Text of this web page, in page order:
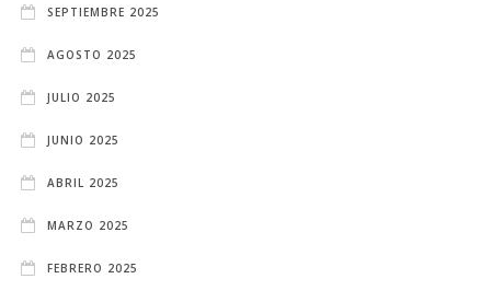
SEPTIEMBRE 2025
AGOSTO 2025
JULIO 2025
JUNIO 2025
ABRIL 2025
MARZO 2025
FEBRERO 2025